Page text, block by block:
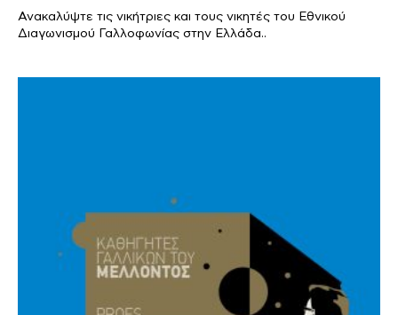
Ανακαλύψτε τις νικήτριες και τους νικητές του Εθνικού
Διαγωνισμού Γαλλοφωνίας στην Ελλάδα..